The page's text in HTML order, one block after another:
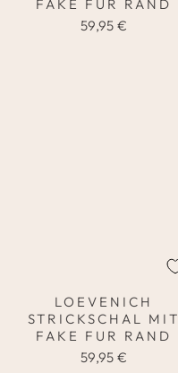
FAKE FUR RAND
59,95 €
LOEVENICH
STRICKSCHAL MIT
FAKE FUR RAND
59,95 €